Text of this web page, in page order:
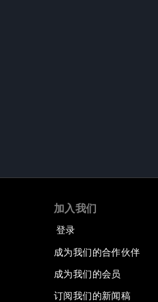
加入我们
登录
成为我们的合作伙伴
成为我们的会员
订阅我们的新闻稿